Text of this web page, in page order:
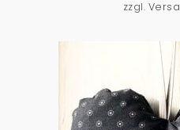
zzgl.